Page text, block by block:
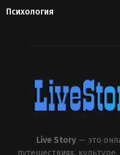
Психология
Live Story — это
путешествиях,